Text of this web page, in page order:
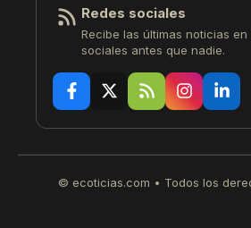
Redes sociales
Recibe las últimas noticias en
sociales antes que nadie.
© ecoticias.com • Todos los